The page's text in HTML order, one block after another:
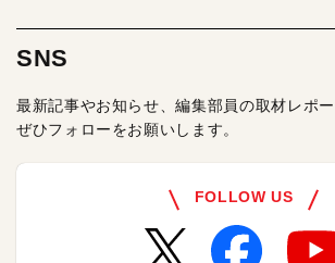
SNS
最新記事やお知らせ、編集部員の取材レポー
ぜひフォローをお願いします。
FOLLOW US